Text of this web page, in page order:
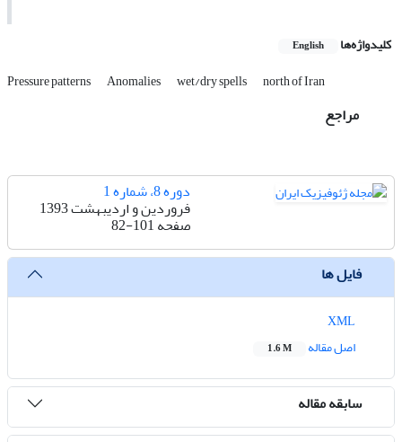
کلیدواژه‌ها English
Pressure patterns Anomalies wet/dry spells north of Iran
مراجع
دوره 8، شماره 1
فروردین و اردیبهشت 1393
صفحه82-101
فایل ها
اصل مقاله
1.6 M
سابقه مقاله